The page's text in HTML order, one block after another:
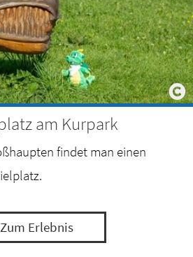
am Kurpark
findet man einen
Zum Erlebnis